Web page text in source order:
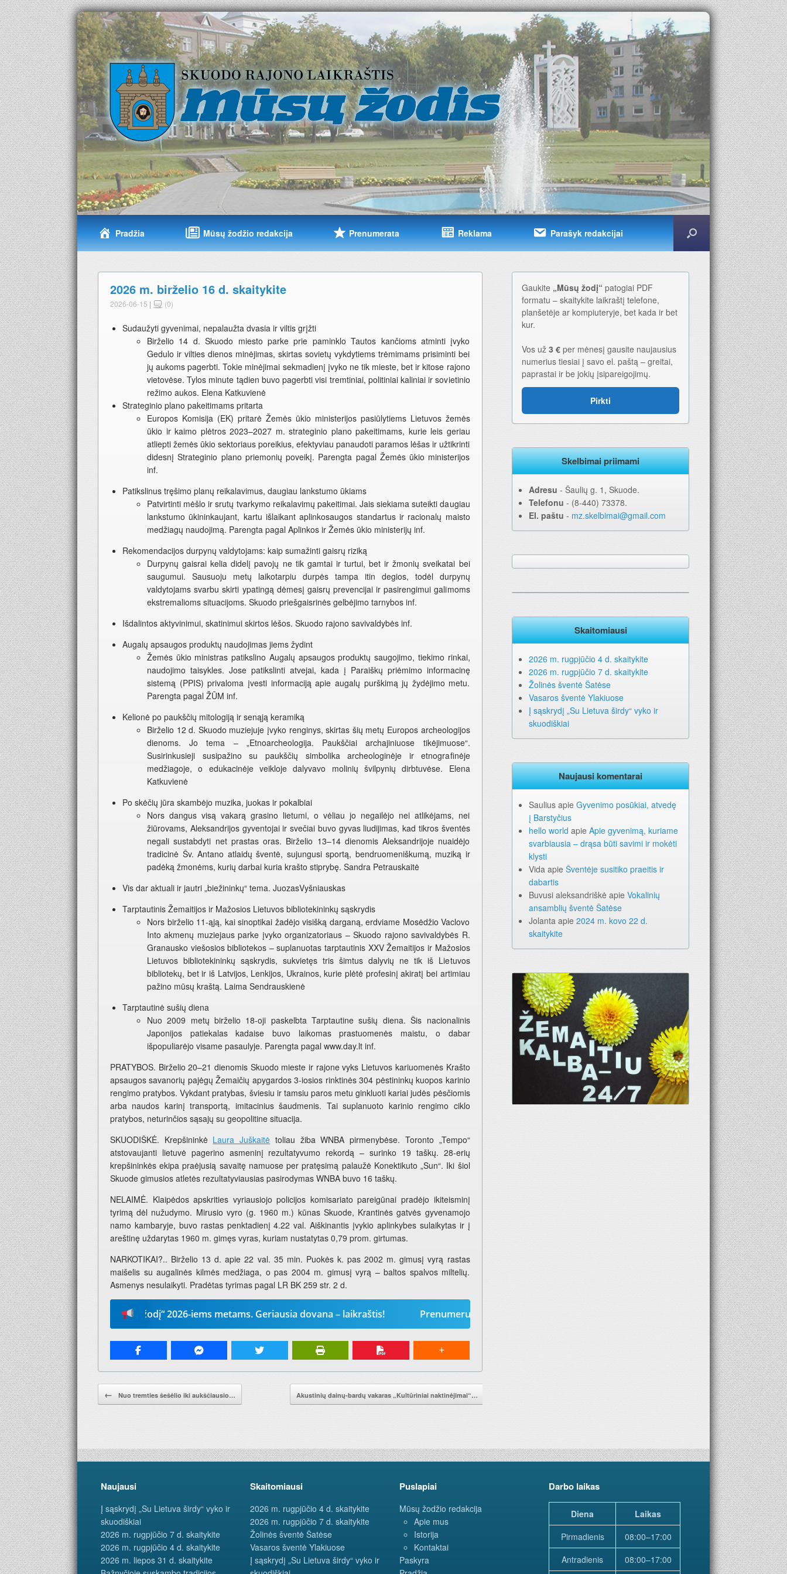
Pradžia Mūsų žodžio redakcija Prenumerata Reklama Parašyk redakcijai
2026 m. birželio 16 d. skaitykite
2026-06-15 | (0)
Sudaužyti gyvenimai, nepalaužta dvasia ir viltis grįžti
Birželio 14 d. Skuodo miesto parke prie paminklo Tautos kančioms atminti įvyko
Gedulo ir vilties dienos minėjimas, skirtas sovietų vykdytiems trėmimams prisiminti bei
jų aukoms pagerbti. Tokie minėjimai sekmadienį įvyko ne tik mieste, bet ir kitose rajono
vietovėse. Tylos minute tądien buvo pagerbti visi tremtiniai, politiniai kaliniai ir sovietinio
režimo aukos. Elena Katkuvienė
Strateginio plano pakeitimams pritarta
Europos Komisija (EK) pritarė Žemės ūkio ministerijos pasiūlytiems Lietuvos žemės
ūkio ir kaimo plėtros 2023–2027 m. strateginio plano pakeitimams, kurie leis geriau
atliepti žemės ūkio sektoriaus poreikius, efektyviau panaudoti paramos lėšas ir užtikrinti
didesnį Strateginio plano priemonių poveikį. Parengta pagal Žemės ūkio ministerijos
inf.
Patikslinus tręšimo planų reikalavimus, daugiau lankstumo ūkiams
Patvirtinti mėšlo ir srutų tvarkymo reikalavimų pakeitimai. Jais siekiama suteikti daugiau
lankstumo ūkininkaujant, kartu išlaikant aplinkosaugos standartus ir racionalų maisto
medžiagų naudojimą. Parengta pagal Aplinkos ir Žemės ūkio ministerijų inf.
Rekomendacijos durpynų valdytojams: kaip sumažinti gaisrų riziką
Durpynų gaisrai kelia didelį pavojų ne tik gamtai ir turtui, bet ir žmonių sveikatai bei
saugumui. Sausuoju metų laikotarpiu durpės tampa itin degios, todėl durpynų
valdytojams svarbu skirti ypatingą dėmesį gaisrų prevencijai ir pasirengimui galimoms
ekstremalioms situacijoms. Skuodo priešgaisrinės gelbėjimo tarnybos inf.
Išdalintos aktyvinimui, skatinimui skirtos lėšos. Skuodo rajono savivaldybės inf.
Augalų apsaugos produktų naudojimas jiems žydint
Žemės ūkio ministras patikslino Augalų apsaugos produktų saugojimo, tiekimo rinkai,
naudojimo taisykles. Jose patikslinti atvejai, kada į Paraiškų priėmimo informacinę
sistemą (PPIS) privaloma įvesti informaciją apie augalų purškimą jų žydėjimo metu.
Parengta pagal ŽŪM inf.
Kelionė po paukščių mitologiją ir senąją keramiką
Birželio 12 d. Skuodo muziejuje įvyko renginys, skirtas šių metų Europos archeologijos
dienoms. Jo tema – „Etnoarcheologija. Paukščiai archajiniuose tikėjimuose“.
Susirinkusieji susipažino su paukščių simbolika archeologinėje ir etnografinėje
medžiagoje, o edukacinėje veikloje dalyvavo molinių švilpynių dirbtuvėse. Elena
Katkuvienė
Po skėčių jūra skambėjo muzika, juokas ir pokalbiai
Nors dangus visą vakarą grasino lietumi, o vėliau jo negailėjo nei atlikėjams, nei
žiūrovams, Aleksandrijos gyventojai ir svečiai buvo gyvas liudijimas, kad tikros šventės
negali sustabdyti net prastas oras. Birželio 13–14 dienomis Aleksandrijoje nuaidėjo
tradicinė Šv. Antano atlaidų šventė, sujungusi sportą, bendruomeniškumą, muziką ir
padėką žmonėms, kurių darbai kuria krašto stiprybę. Sandra Petrauskaitė
Vis dar aktuali ir jautri „biežininkų“ tema. JuozasVyšniauskas
Tarptautinis Žemaitijos ir Mažosios Lietuvos bibliotekininkų sąskrydis
Nors birželio 11-ąją, kai sinoptikai žadėjo visišką darganą, erdviame Mosėdžio Vaclovo
Into akmenų muziejaus parke įvyko organizatoriaus – Skuodo rajono savivaldybės R.
Granausko viešosios bibliotekos – suplanuotas tarptautinis XXV Žemaitijos ir Mažosios
Lietuvos bibliotekininkų sąskrydis, sukvietęs tris šimtus dalyvių ne tik iš Lietuvos
bibliotekų, bet ir iš Latvijos, Lenkijos, Ukrainos, kurie plėtė profesinį akiratį bei artimiau
pažino mūsų kraštą. Laima Sendrauskienė
Tarptautinė sušių diena
Nuo 2009 metų birželio 18-oji paskelbta Tarptautine sušių diena. Šis nacionalinis
Japonijos patiekalas kadaise buvo laikomas prastuomenės maistu, o dabar
išpopuliarėjo visame pasaulyje. Parengta pagal www.day.lt inf.
PRATYBOS. Birželio 20–21 dienomis Skuodo mieste ir rajone vyks Lietuvos kariuomenės Krašto
apsaugos savanorių pajėgų Žemaičių apygardos 3-iosios rinktinės 304 pėstininkų kuopos karinio
rengimo pratybos. Vykdant pratybas, šviesiu ir tamsiu paros metu ginkluoti kariai judės pėsčiomis
arba naudos karinį transportą, imitacinius šaudmenis. Tai suplanuoto karinio rengimo ciklo
pratybos, neturinčios sąsajų su geopolitine situacija.
SKUODIŠKĖ. Krepšininkė Laura Juškaitė toliau žiba WNBA pirmenybėse. Toronto „Tempo“
atstovaujanti lietuvė pagerino asmeninį rezultatyvumo rekordą – surinko 19 taškų. 28-erių
krepšininkės ekipa praėjusią savaitę namuose per pratęsimą palaužė Konektikuto „Sun“. Iki šiol
Skuode gimusios atletės rezultatyviausias pasirodymas WNBA buvo 16 taškų.
NELAIMĖ. Klaipėdos apskrities vyriausiojo policijos komisariato pareigūnai pradėjo ikiteisminį
tyrimą dėl nužudymo. Mirusio vyro (g. 1960 m.) kūnas Skuode, Krantinės gatvės gyvenamojo
namo kambaryje, buvo rastas penktadienį 4.22 val. Aiškinantis įvykio aplinkybes sulaikytas ir į
areštinę uždarytas 1960 m. gimęs vyras, kuriam nustatytas 0,79 prom. girtumas.
NARKOTIKAI?.. Birželio 13 d. apie 22 val. 35 min. Puokės k. pas 2002 m. gimusį vyrą rastas
maišelis su augalinės kilmės medžiaga, o pas 2004 m. gimusį vyrą – baltos spalvos miltelių.
Asmenys nesulaikyti. Pradėtas tyrimas pagal LR BK 259 str. 2 d.
„Mūsų žodį“ 2026-iems metams. Geriausia dovana – laikraštis! Prenumeruokite „Mūsų žodį“ 2026-iems metams. Geriausia dovana – laikraštis!
Pranešimo navigacija.
← Nuo tremties šešėlio iki aukščiausio… Akustinių dainų-bardų vakaras „Kultūriniai naktinėjimai“…
Gaukite „Mūsų žodį“ patogiai PDF
formatu – skaitykite laikraštį telefone,
planšetėje ar kompiuteryje, bet kada ir bet
kur.
Vos už 3 € per mėnesį gausite naujausius
numerius tiesiai į savo el. paštą – greitai,
paprastai ir be jokių įsipareigojimų.
Pirkti
Skelbimai priimami
Adresu ‐ Šaulių g. 1, Skuode.
Telefonu ‐ (8-440) 73378.
El. paštu ‐ mz.skelbimai@gmail.com
Skaitomiausi
2026 m. rugpjūčio 4 d. skaitykite
2026 m. rugpjūčio 7 d. skaitykite
Žolinės šventė Šatėse
Vasaros šventė Ylakiuose
Į sąskrydį „Su Lietuva širdy“ vyko ir
skuodiškiai
Naujausi komentarai
Saulius apie Gyvenimo posūkiai, atvedę
į Barstyčius
hello world apie Apie gyvenimą, kuriame
svarbiausia – drąsa būti savimi ir mokėti
klysti
Vida apie Šventėje susitiko praeitis ir
dabartis
Buvusi aleksandriškė apie Vokalinių
ansamblių šventė Šatėse
Jolanta apie 2024 m. kovo 22 d.
skaitykite
Naujausi
Į sąskrydį „Su Lietuva širdy“ vyko ir
skuodiškiai
2026 m. rugpjūčio 7 d. skaitykite
2026 m. rugpjūčio 4 d. skaitykite
2026 m. liepos 31 d. skaitykite
Skaitomiausi
2026 m. rugpjūčio 4 d. skaitykite
2026 m. rugpjūčio 7 d. skaitykite
Žolinės šventė Šatėse
Vasaros šventė Ylakiuose
Į sąskrydį „Su Lietuva širdy“ vyko ir
Puslapiai
Mūsų žodžio redakcija
Apie mus
Istorija
Kontaktai
Paskyra
Darbo laikas
Diena
Laikas
Pirmadienis
08:00–17:00
Antradienis
08:00–17:00